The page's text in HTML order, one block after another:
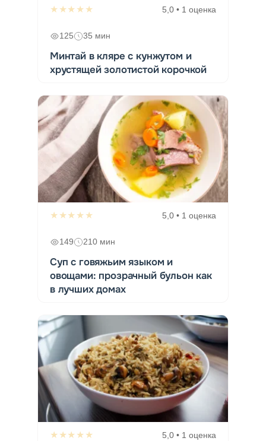
★★★★★ 5,0 • 1 оценка
125 35 мин
Минтай в кляре с кунжутом и
хрустящей золотистой корочкой
★★★★★ 5,0 • 1 оценка
149 210 мин
Суп с говяжьим языком и
овощами: прозрачный бульон как
в лучших домах
★★★★★ 5,0 • 1 оценка